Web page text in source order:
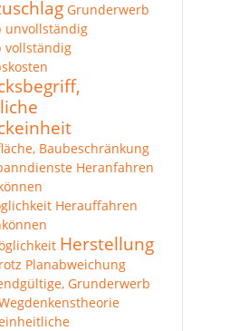
Grunderwerb
unvollständig
vollständig
Baubeschränkung
Heranfahren
Herauffahren
Herstellung
Planabweichung
Grunderwerb